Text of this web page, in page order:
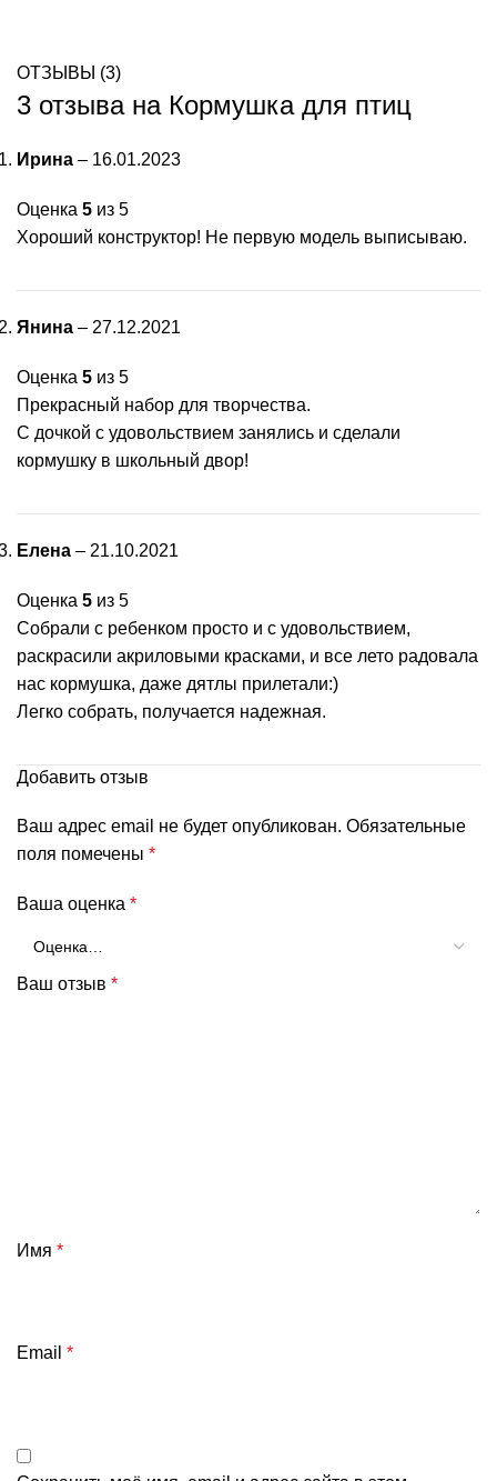
ОТЗЫВЫ (3)
3 отзыва на Кормушка для птиц
Ирина – 16.01.2023
Оценка 5 из 5
Хороший конструктор! Не первую модель выписываю.
Янина – 27.12.2021
Оценка 5 из 5
Прекрасный набор для творчества.
С дочкой с удовольствием занялись и сделали
кормушку в школьный двор!
Елена – 21.10.2021
Оценка 5 из 5
Собрали с ребенком просто и с удовольствием,
раскрасили акриловыми красками, и все лето радовала
нас кормушка, даже дятлы прилетали:)
Легко собрать, получается надежная.
Добавить отзыв
Ваш адрес email не будет опубликован. Обязательные
поля помечены *
Ваша оценка *
Ваш отзыв *
Имя *
Email *